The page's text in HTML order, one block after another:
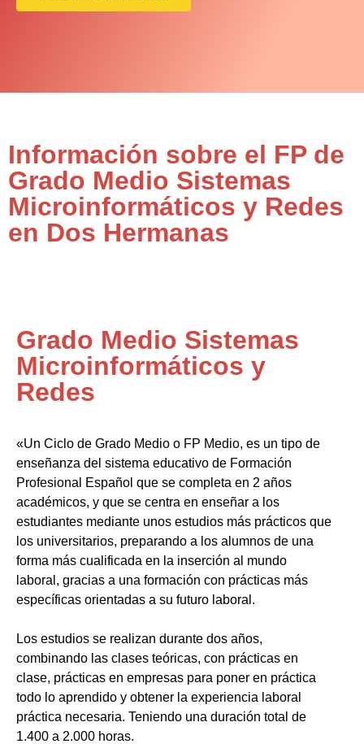
Información sobre el FP de
Grado Medio Sistemas
Microinformáticos y Redes
en Dos Hermanas
Grado Medio Sistemas
Microinformáticos y
Redes
«Un Ciclo de Grado Medio o FP Medio, es un tipo de
enseñanza del sistema educativo de Formación
Profesional Español que se completa en 2 años
académicos, y que se centra en enseñar a los
estudiantes mediante unos estudios más prácticos que
los universitarios, preparando a los alumnos de una
forma más cualificada en la inserción al mundo
laboral, gracias a una formación con prácticas más
específicas orientadas a su futuro laboral.
Los estudios se realizan durante dos años,
combinando las clases teóricas, con prácticas en
clase, prácticas en empresas para poner en práctica
todo lo aprendido y obtener la experiencia laboral
práctica necesaria. Teniendo una duración total de
1.400 a 2.000 horas.